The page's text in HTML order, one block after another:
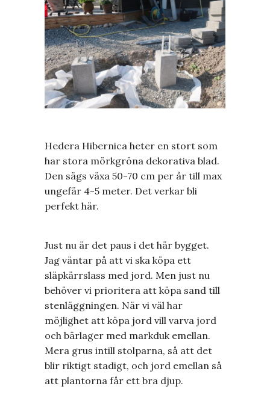
Hedera Hibernica heter en stort som
har stora mörkgröna dekorativa blad.
Den sägs växa 50-70 cm per år till max
ungefär 4-5 meter. Det verkar bli
perfekt här.
Just nu är det paus i det här bygget.
Jag väntar på att vi ska köpa ett
släpkärrslass med jord. Men just nu
behöver vi prioritera att köpa sand till
stenläggningen. När vi väl har
möjlighet att köpa jord vill varva jord
och bärlager med markduk emellan.
Mera grus intill stolparna, så att det
blir riktigt stadigt, och jord emellan så
att plantorna får ett bra djup.